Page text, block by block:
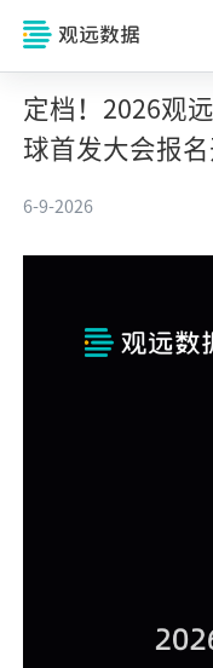
定档！2026观
球首发大会报名
6-9-2026